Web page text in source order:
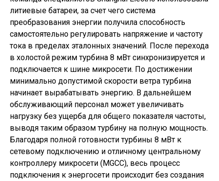
литиевые батареи, за счет чего система
преобразования энергии получила способность
самостоятельно регулировать напряжение и частоту
тока в пределах эталонных значений. После перехода
в холостой режим турбина 8 мВт синхронизируется и
подключается к шине микросети. По достижении
минимально допустимой скорости ветра турбина
начинает вырабатывать энергию. В дальнейшем
обслуживающий персонал может увеличивать
нагрузку без ущерба для общего показателя частоты,
выводя таким образом турбину на полную мощность.
Благодаря полной готовности турбины 8 мВт к
сетевому подключению и отличному центральному
контроллеру микросети (MGCC), весь процесс
подключения к энергосети происходит без создания